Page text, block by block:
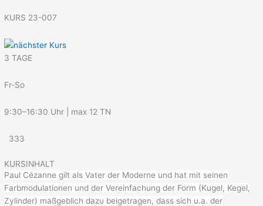
KURS 23-007
3 TAGE
Fr-So
9:30–16:30 Uhr | max 12 TN
333
KURSINHALT
Paul Cézanne gilt als Vater der Moderne und hat mit seinen
Farbmodulationen und der Vereinfachung der Form (Kugel, Kegel,
Zylinder) maßgeblich dazu beigetragen, dass sich u.a. der